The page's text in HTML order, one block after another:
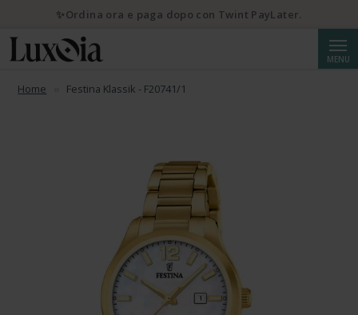
MENU
Home Festina Klassik - F20741/1
✨Ordina ora e paga dopo con Twint PayLater.